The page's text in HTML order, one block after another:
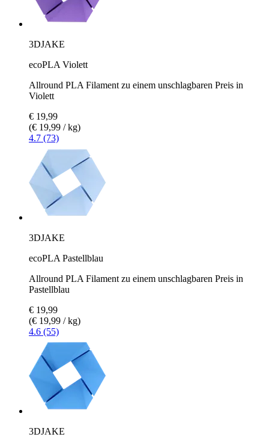
3DJAKE
ecoPLA Violett
Allround PLA Filament zu einem unschlagbaren Preis in
Violett
€ 19,99
(€ 19,99 / kg)
4.7 (73)
3DJAKE
ecoPLA Pastellblau
Allround PLA Filament zu einem unschlagbaren Preis in
Pastellblau
€ 19,99
(€ 19,99 / kg)
4.6 (55)
3DJAKE